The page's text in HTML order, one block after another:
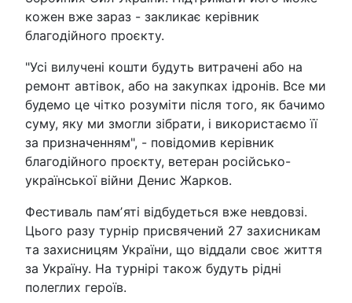
кожен вже зараз - закликає керівник
благодійного проєкту.
"Усі вилучені кошти будуть витрачені або на
ремонт автівок, або на закупках ідронів. Все ми
будемо це чітко розуміти після того, як бачимо
суму, яку ми змогли зібрати, і використаємо її
за призначенням", - повідомив керівник
благодійного проєкту, ветеран російсько-
української війни Денис Жарков.
Фестиваль памʼяті відбудеться вже невдовзі.
Цього разу турнір присвячений 27 захисникам
та захисницям України, що віддали своє життя
за Україну. На турнірі також будуть рідні
полеглих героїв.